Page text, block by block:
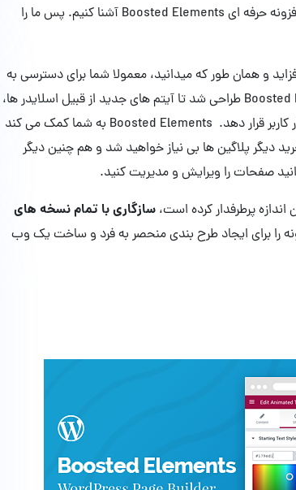
برای ما به همراه داشته اند. این بار قصد داریم شما را با افزونه حرفه ای Boosted Elements آشنا کنیم. پس ما را
و همان طور که میدانید، معمولا شما برای دسترسی به
امکانات جدید، باید هزینه ای بپردازید! افزونه Boosted Elements طراحی شد تا آیتم های جدید از قبیل اسلایدر ها،
نقشه ها، انواع پاپ آپ و … را به صورت رایگان در اختیار کاربر قرار دهد. Boosted Elements به شما کمک می کند
دیگر پلاگین ها بی نیاز خواهید شد و هم چنین دیگر
صفحات را ویرایش و مدیریت کنید.
سازگاری با تمام نسخه های
را برای ایجاد طرح بندی منحصر به فرد و ساخت یک وب